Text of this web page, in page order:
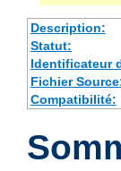
Description:
Statut:
Identificateur
Fichier
Compatibilité: